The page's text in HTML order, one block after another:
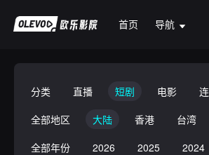
首页 导航
分类 直播 短剧 电影
全部地区
大陆 香港 台湾
全部年份
2026 2025 2024